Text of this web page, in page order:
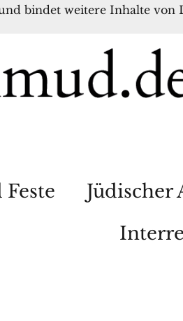
Jüdischer
bindet weitere Inhalte